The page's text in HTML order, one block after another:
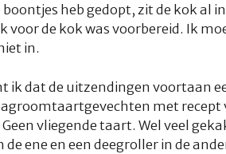
heb gedopt, zit de kok al
de kok was voorbereid. Ik
in.
ik dat de uitzendingen voortaan
met recept
vliegende taart. Wel veel
ene en een deegroller in de